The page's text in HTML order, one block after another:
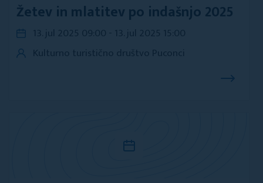
Žetev in mlatitev po indašnjo 2025